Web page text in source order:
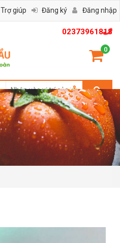
02373961818
0
Trợ giúp Đăng ký Đăng nhập